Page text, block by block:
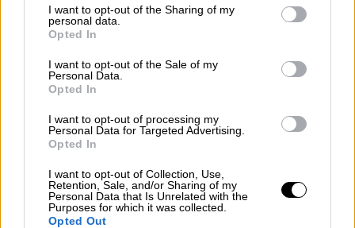
I want to opt-out of the Sharing of my
personal data.
Opted In
I want to opt-out of the Sale of my
Personal Data.
Opted In
I want to opt-out of processing my
Personal Data for Targeted Advertising.
Opted In
I want to opt-out of Collection, Use,
Retention, Sale, and/or Sharing of my
Personal Data that Is Unrelated with the
Purposes for which it was collected.
Opted Out
Raquel Rosario: “Al lobby trans le
conviene que las personas se sientan
ignorantes y con miedo de ofender
para sentirse superior”
Más artículos de este autor
miércoles, 3 de febrero de 2021